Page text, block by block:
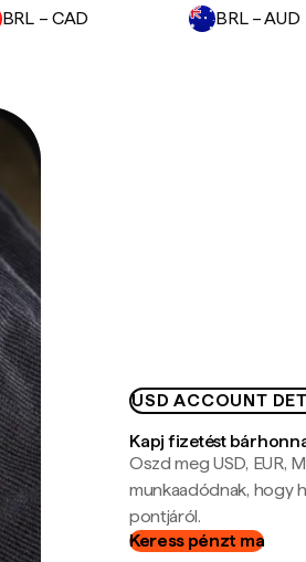
BRL – CAD BRL – AUD
USD ACCOUNT
Kapj fizetést
Oszd meg USD, EUR,
munkaadódnak, hogy
pontjáról.
Keress pénzt ma